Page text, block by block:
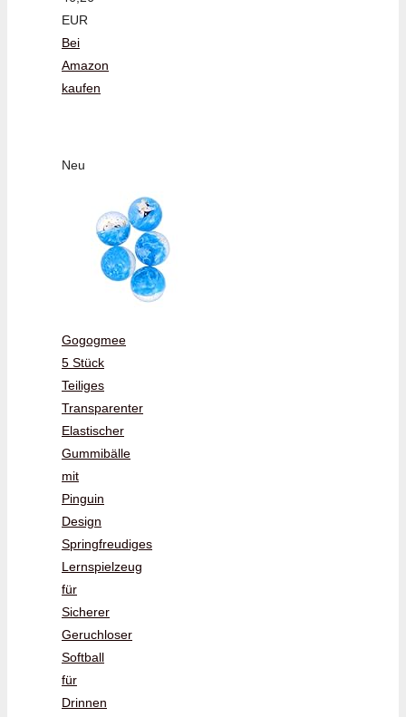
EUR
Bei
Amazon
kaufen
Neu
Gogogmee
5 Stück
Teiliges
Transparenter
Elastischer
Gummibälle
mit
Pinguin
Design
Springfreudiges
Lernspielzeug
für
Sicherer
Geruchloser
Softball
für
Drinnen